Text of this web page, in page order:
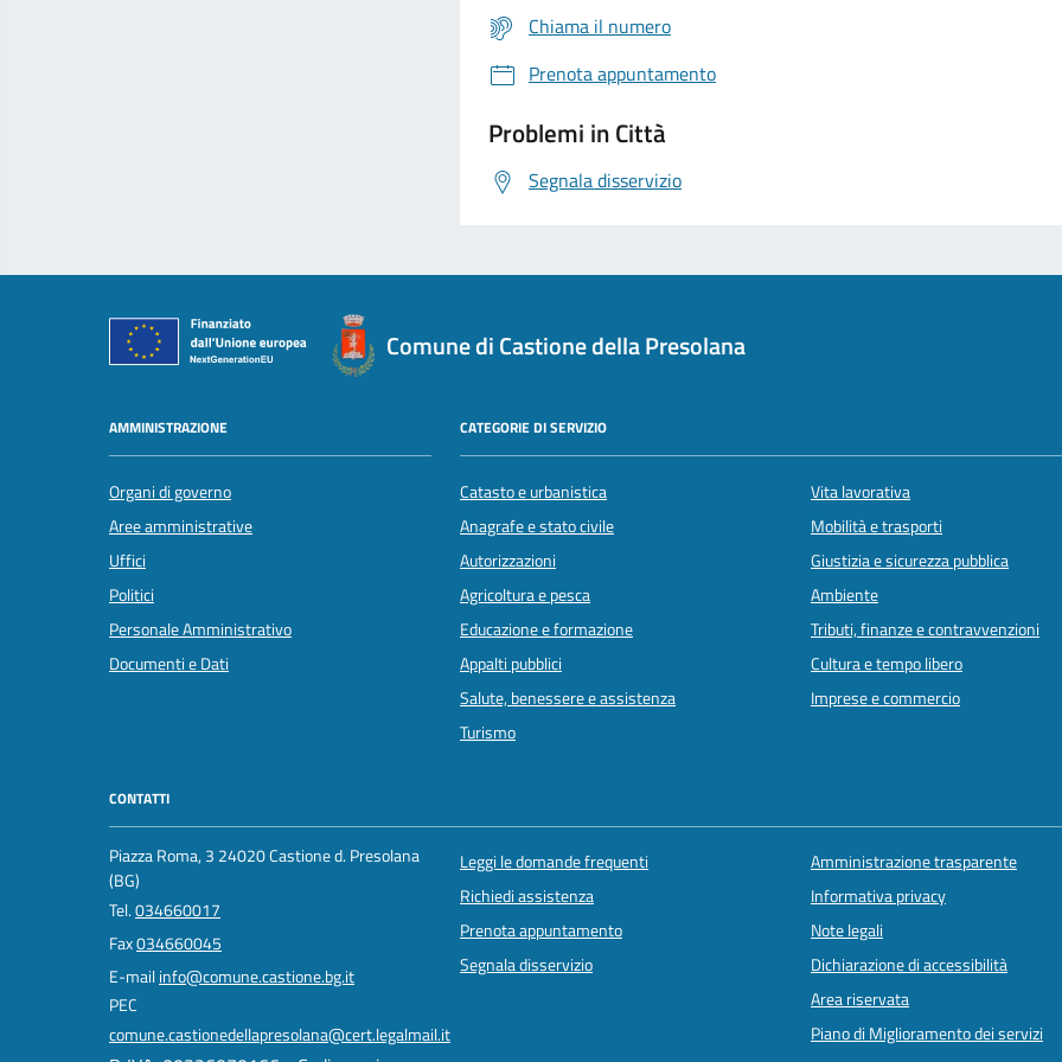
Chiama il numero
Prenota appuntamento
Problemi in Città
Segnala disservizio
Comune di Castione della Presolana
AMMINISTRAZIONE
Organi di governo
Aree amministrative
Uffici
Politici
Personale Amministrativo
Documenti e Dati
CATEGORIE DI SERVIZIO
Catasto e urbanistica
Anagrafe e stato civile
Autorizzazioni
Agricoltura e pesca
Educazione e formazione
Appalti pubblici
Salute, benessere e assistenza
Turismo
Vita lavorativa
Mobilità e trasporti
Giustizia e sicurezza pubblica
Ambiente
Tributi, finanze e contravvenzioni
Cultura e tempo libero
Imprese e commercio
CONTATTI
Piazza Roma, 3 24020 Castione d. Presolana
(BG)
Tel.034660017
Fax034660045
E-mailinfo@comune.castione.bg.it
PEC
comune.castionedellapresolana@cert.legalmail.it
Leggi le domande frequenti
Richiedi assistenza
Prenota appuntamento
Segnala disservizio
Amministrazione trasparente
Informativa privacy
Note legali
Dichiarazione di accessibilità
Area riservata
Piano di Miglioramento dei servizi